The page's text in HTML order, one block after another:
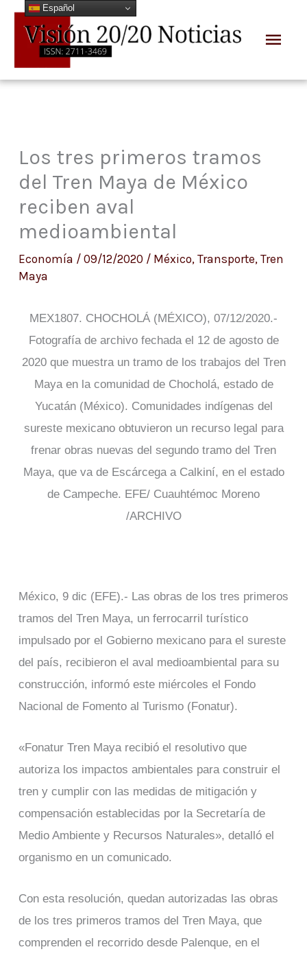
contenido
Los tres primeros tramos
del Tren Maya de México
reciben aval
medioambiental
Economía / 09/12/2020 / México, Transporte, Tren
Maya
MEX1807. CHOCHOLÁ (MÉXICO), 07/12/2020.-
Fotografía de archivo fechada el 12 de agosto de
2020 que muestra un tramo de los trabajos del Tren
Maya en la comunidad de Chocholá, estado de
Yucatán (México). Comunidades indígenas del
sureste mexicano obtuvieron un recurso legal para
frenar obras nuevas del segundo tramo del Tren
Maya, que va de Escárcega a Calkiní, en el estado
de Campeche. EFE/ Cuauhtémoc Moreno
/ARCHIVO
México, 9 dic (EFE).- Las obras de los tres primeros
tramos del Tren Maya, un ferrocarril turístico
impulsado por el Gobierno mexicano para el sureste
del país, recibieron el aval medioambiental para su
construcción, informó este miércoles el Fondo
Nacional de Fomento al Turismo (Fonatur).
«Fonatur Tren Maya recibió el resolutivo que
autoriza los impactos ambientales para construir el
tren y cumplir con las medidas de mitigación y
compensación establecidas por la Secretaría de
Medio Ambiente y Recursos Naturales», detalló el
organismo en un comunicado.
Con esta resolución, quedan autorizadas las obras
de los tres primeros tramos del Tren Maya, que
comprenden el recorrido desde Palenque, en el
Español